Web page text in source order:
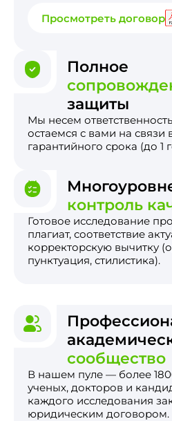
Просмотреть договор
Полное
защиты
Мы несем
остаемся с вами на связи
гарантийного срока (до 1
контроль
Готовое исследование
плагиат, соответствие
корректорскую вычитку
пунктуация, стилистика).
сообщество
В нашем пуле — более
ученых, докторов и
каждого исследования
юридическим договором.